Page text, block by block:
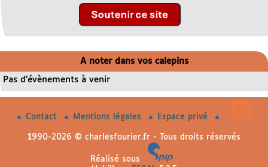
A noter dans vos calepins
Pas d’évènements à venir
Contact Mentions légales Espace privé
1990-2026 © charlesfourier.fr - Tous droits réservés
Réalisé sous